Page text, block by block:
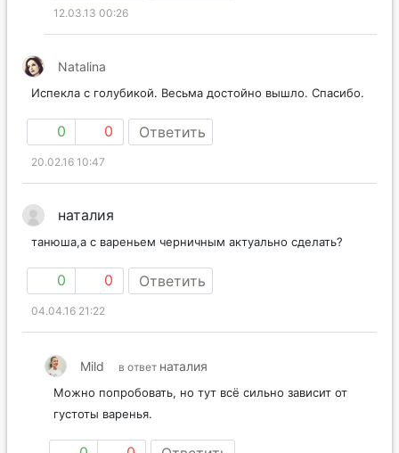
12.03.13 00:26
Natalina
Испекла с голубикой. Весьма достойно вышло. Спасибо.
0 0 Ответить
20.02.16 10:47
наталия
танюша,а с вареньем черничным актуально сделать?
0 0 Ответить
04.04.16 21:22
Mild в ответ наталия
Можно попробовать, но тут всё сильно зависит от
густоты варенья.